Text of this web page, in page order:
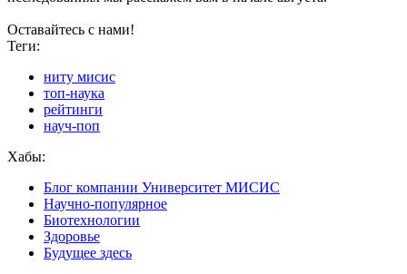
Оставайтесь с нами!
Теги:
ниту мисис
топ-наука
рейтинги
науч-поп
Хабы:
Блог компании Университет МИСИС
Научно-популярное
Биотехнологии
Здоровье
Будущее здесь